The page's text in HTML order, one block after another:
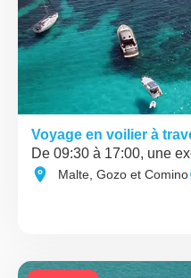
Voyage en voilier à
De 09:30 à 17:00, une
Malte, Gozo et Comino